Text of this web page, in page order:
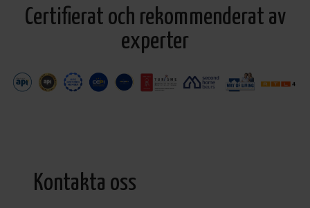
Certifierat och rekommenderat av
experter
Kontakta oss